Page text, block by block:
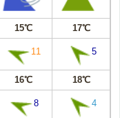
15℃ 17℃
11 5
16℃ 18℃
8 4